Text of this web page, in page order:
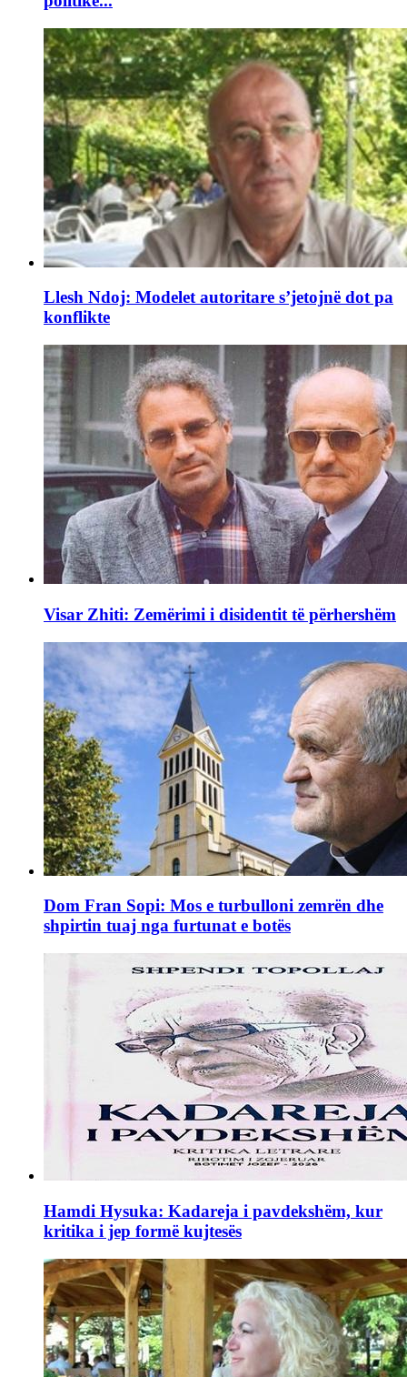
Llesh Ndoj: Modelet autoritare s’jetojnë dot pa
konflikte
Visar Zhiti: Zemërimi i disidentit të përhershëm
Dom Fran Sopi: Mos e turbulloni zemrën dhe
shpirtin tuaj nga furtunat e botës
Hamdi Hysuka: Kadareja i pavdekshëm, kur
kritika i jep formë kujtesës